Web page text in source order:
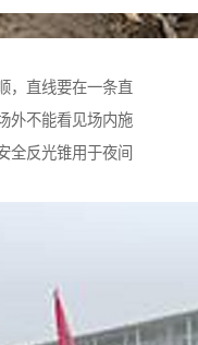
，直线要在一条直
外不能看见场内施
全反光锥用于夜间